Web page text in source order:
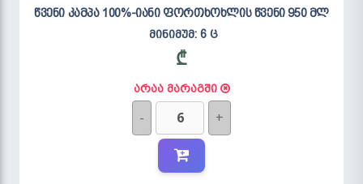
წვენი კამპა 100%-იანი ფორთხოხლის წვენი 950 მლ
მინიმუმ: 6 ც
₾
არაა მარაგში
- +